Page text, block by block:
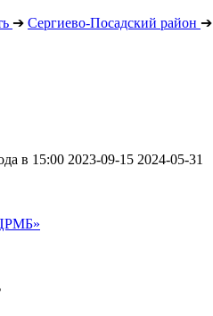
➔ Сергиево-Посадский район ➔
в 15:00 2023-09-15 2024-05-31